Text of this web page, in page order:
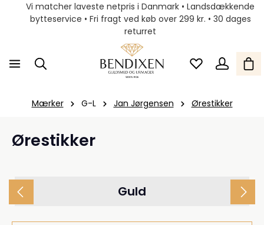
Vi matcher laveste netpris i Danmark • Landsdækkende
bytteservice • Fri fragt ved køb over 299 kr. • 30 dages
returret
Mærker G-L Jan Jørgensen Ørestikker
Ørestikker
Guld